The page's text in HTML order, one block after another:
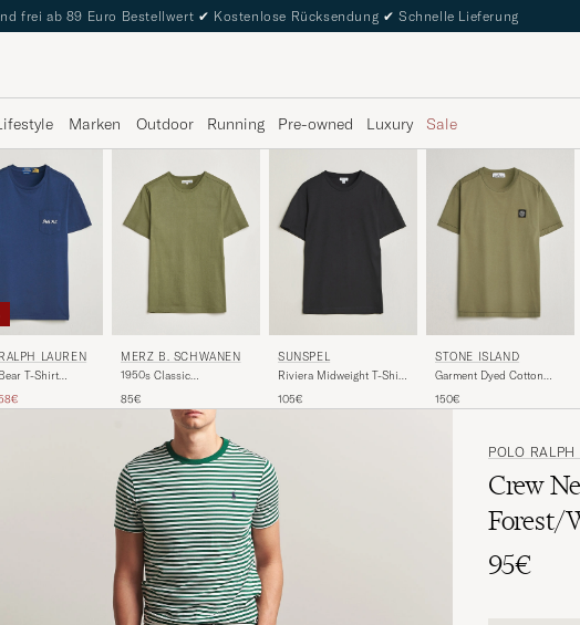
frei ab 89 Euro Bestellwert ✔ Kostenlose Rücksendung ✔ Schnelle Lieferung
Marken Outdoor Running Pre-owned Luxury Sale
LAUREN
T-Shirt
Preis Preis
MERZ B. SCHWANEN
1950s Classic
Army
85€
SUNSPEL
Riviera Midweight T-Shirt
105€
STONE ISLAND
Garment Dyed Cotton
Green
150€
POLO RALPH
Crew
Forest/
95€